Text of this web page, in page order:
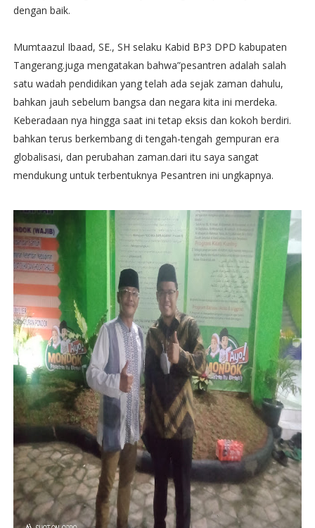
dengan baik.
Mumtaazul Ibaad, SE., SH selaku Kabid BP3 DPD kabupaten
Tangerang.juga mengatakan bahwa”pesantren adalah salah
satu wadah pendidikan yang telah ada sejak zaman dahulu,
bahkan jauh sebelum bangsa dan negara kita ini merdeka.
Keberadaan nya hingga saat ini tetap eksis dan kokoh berdiri.
bahkan terus berkembang di tengah-tengah gempuran era
globalisasi, dan perubahan zaman.dari itu saya sangat
mendukung untuk terbentuknya Pesantren ini ungkapnya.